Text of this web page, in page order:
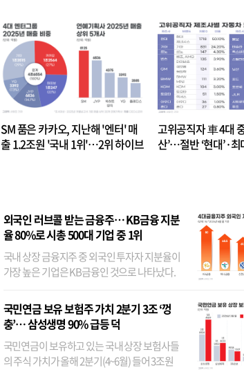
SM 품은 카카오, 지난해 '엔터' 매
출 1.2조원 '국내 1위'…2위 하이브
고위공직자 車 4대
산’…절반 ‘현대’·최
외국인 러브콜 받는 금융주… KB금융 지분
율 80%로 시총 500대 기업 중 1위
국내 상장 금융지주 중 외국인 투자자 지분율이
가장 높은 기업은 KB금융인 것으로 나타났다.
융이었다. 특히 KB금융은 지난달 말 기준 해외
기관투자자 지분율이...
국민연금 보유 보험주 가치 2분기 3조 ‘껑
충’… 삼성생명 90% 급등 덕
국민연금이 보유하고 있는 국내 상장 보험사들
의 주식 가치가 올해 2분기(4~6월) 들어 3조원